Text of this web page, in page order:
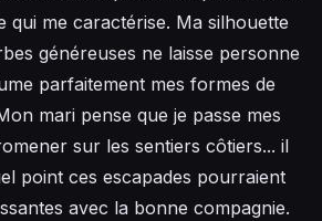
qui me caractérise. Ma silhouette
généreuses ne laisse personne
parfaitement mes formes de
mari pense que je passe mes
sur les sentiers côtiers... il
point ces escapades pourraient
avec la bonne compagnie.